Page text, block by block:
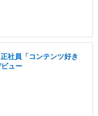
社員「コンテンツ好き
ュー